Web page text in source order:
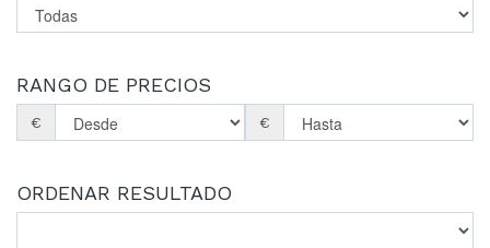
RANGO DE PRECIOS
€ €
ORDENAR RESULTADO